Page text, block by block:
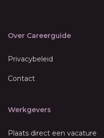
Over Careerguide
Privacybeleid
Contact
Werkgevers
Plaats direct een vacature